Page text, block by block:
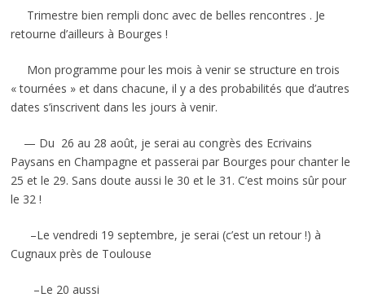
Trimestre bien rempli donc avec de belles rencontres . Je
retourne d’ailleurs à Bourges !
Mon programme pour les mois à venir se structure en trois
« tournées » et dans chacune, il y a des probabilités que d’autres
dates s’inscrivent dans les jours à venir.
— Du 26 au 28 août, je serai au congrès des Ecrivains
Paysans en Champagne et passerai par Bourges pour chanter le
25 et le 29. Sans doute aussi le 30 et le 31. C’est moins sûr pour
le 32 !
–Le vendredi 19 septembre, je serai (c’est un retour !) à
Cugnaux près de Toulouse
–Le 20 aussi